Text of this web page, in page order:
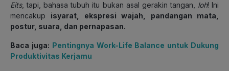
Eits, tapi, bahasa tubuh itu bukan asal gerakin tangan, loh! Ini
mencakup isyarat, ekspresi wajah, pandangan mata,
postur, suara, dan pernapasan.
Baca juga: Pentingnya Work-Life Balance untuk Dukung
Produktivitas Kerjamu